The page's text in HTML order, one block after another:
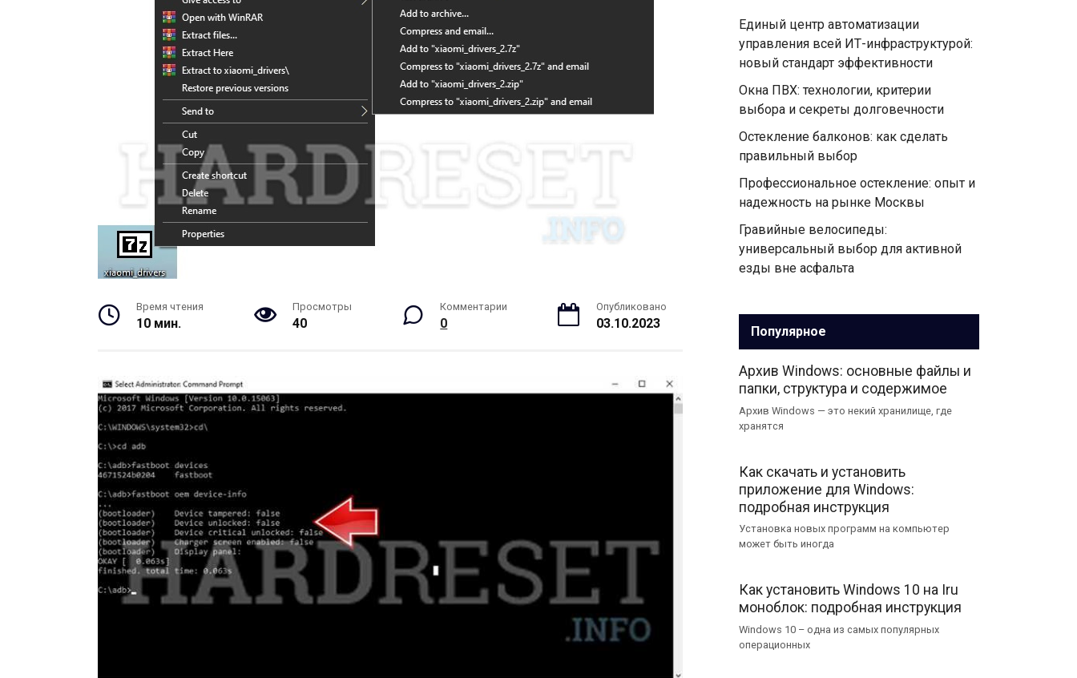
Время чтения
10 мин.
Просмотры
40
Комментарии
0
Опубликовано
03.10.2023
Единый центр автоматизации
управления всей ИТ-инфраструктурой:
новый стандарт эффективности
Окна ПВХ: технологии, критерии
выбора и секреты долговечности
Остекление балконов: как сделать
правильный выбор
Профессиональное остекление: опыт и
надежность на рынке Москвы
Гравийные велосипеды:
универсальный выбор для активной
езды вне асфальта
Популярное
Архив Windows: основные файлы и
папки, структура и содержимое
Архив Windows — это некий хранилище, где
хранятся
Как скачать и установить
приложение для Windows:
подробная инструкция
Установка новых программ на компьютер
может быть иногда
Как установить Windows 10 на Iru
моноблок: подробная инструкция
Windows 10 – одна из самых популярных
операционных